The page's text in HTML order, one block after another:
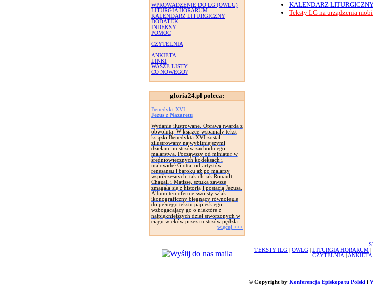
WPROWADZENIE DO LG (OWLG)
LITURGIA HORARUM
KALENDARZ LITURGICZNY
DODATEK
INDEKSY
POMOC
CZYTELNIA
ANKIETA
LINKI
WASZE LISTY
CO NOWEGO?
gloria24.pl poleca:
Benedykt XVI
Jezus z Nazaretu
Wydanie ilustrowane. Oprawa twarda z
obwolutą. W książce wspaniały tekst
książki Benedykta XVI został
zilustrowany najwybitniejszymi
dziełami mistrzów zachodniego
malarstwa. Począwszy od miniatur w
średniowiecznych kodeksach i
malowideł Giotta, od artystów
renesansu i baroku aż po malarzy
współczesnych, takich jak Rouault,
Chagall i Matisse, sztuka zawsze
zmagała się z historią i postacią Jezusa.
Album ten oferuje swoisty szlak
ikonograficzny biegnący równolegle
do pełnego tekstu papieskiego,
wzbogacający go o niektóre z
najpiękniejszych dzieł stworzonych w
ciągu wieków przez mistrzów pędzla.
więcej >>>
KALENDARZ
Teksty LG na urządzenia
TEKSTY ILG
OWLG LITURGIA HORARUM
CZYTELNIA
ANKIETA
© Copyright by Konferencja Episkopatu Polskii